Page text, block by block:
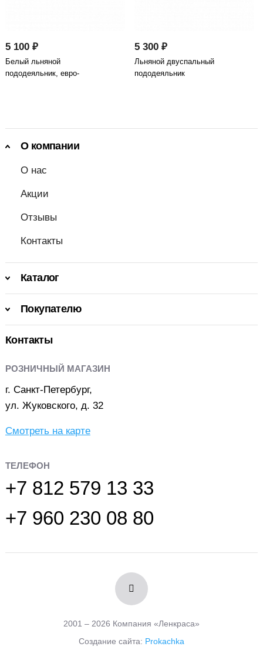
5 100 ₽
Белый льняной
пододеяльник, евро-
5 300 ₽
Льняной двуспальный
пододеяльник
О компании
О нас
Акции
Отзывы
Контакты
Каталог
Покупателю
Контакты
РОЗНИЧНЫЙ МАГАЗИН
г. Санкт-Петербург,
ул. Жуковского, д. 32
Смотреть на карте
ТЕЛЕФОН
+7 812 579 13 33
+7 960 230 08 80
2001 – 2026 Компания «Ленкраса»
Создание сайта: Prokachka